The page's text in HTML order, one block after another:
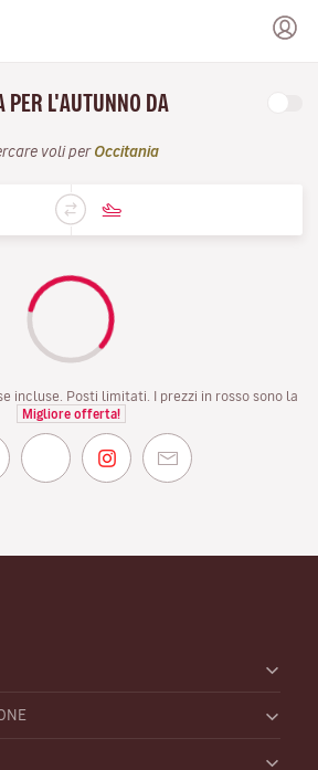
PER L'AUTUNNO DA
voli per Occitania
incluse. Posti limitati. I prezzi in rosso sono la
Migliore offerta!